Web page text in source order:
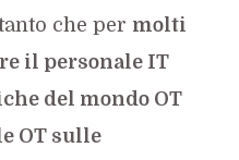
che per molti
il personale IT
del mondo OT
OT sulle